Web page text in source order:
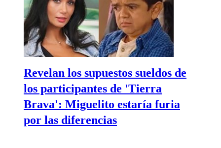
Revelan los supuestos sueldos de
los participantes de 'Tierra
Brava': Miguelito estaría furia
por las diferencias